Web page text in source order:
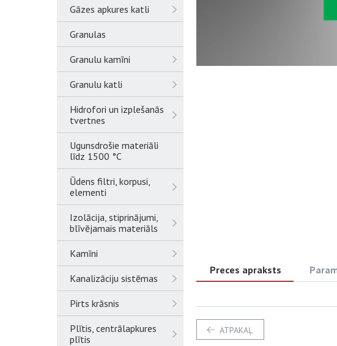
Gāzes apkures katli
Granulas
Granulu kamīni
Granulu katli
Hidrofori un izplešanās
tvertnes
Ugunsdrošie materiāli
līdz 1500 °C
Ūdens filtri, korpusi,
elementi
Izolācija, stiprinājumi,
blīvējamais materiāls
Kamīni
Kanalizāciju sistēmas
Pirts krāsnis
Plītis, centrālapkures
plītis
Preces apraksts
ATPAKAĻ